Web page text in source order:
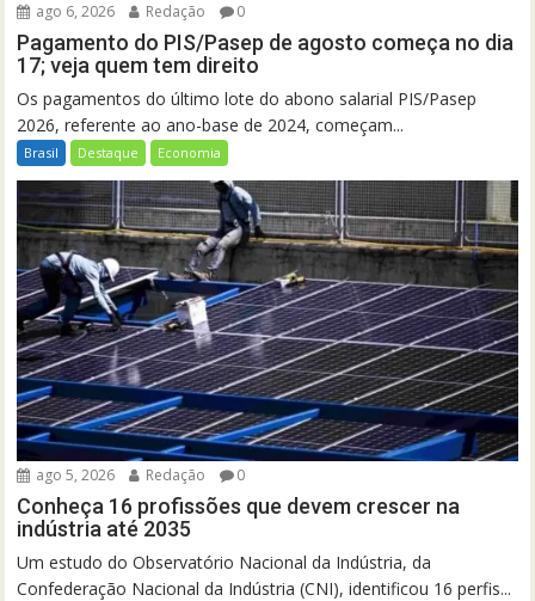
ago 6, 2026 Redação 0
Pagamento do PIS/Pasep de agosto começa no dia
17; veja quem tem direito
Os pagamentos do último lote do abono salarial PIS/Pasep
2026, referente ao ano-base de 2024, começam...
Brasil Destaque Economia
ago 5, 2026 Redação 0
Conheça 16 profissões que devem crescer na
indústria até 2035
Um estudo do Observatório Nacional da Indústria, da
Confederação Nacional da Indústria (CNI), identificou 16 perfis...